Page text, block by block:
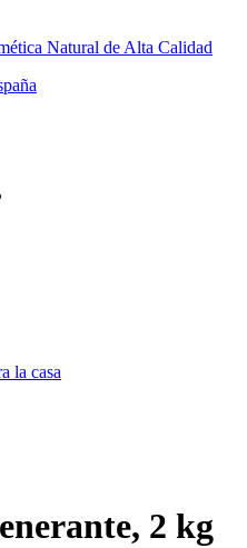
Natural de Alta Calidad
la casa
2 kg